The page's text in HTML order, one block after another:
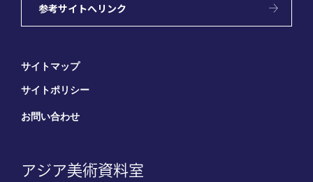
参考サイトへリンク
サイトマップ
サイトポリシー
お問い合わせ
アジア美術資料室